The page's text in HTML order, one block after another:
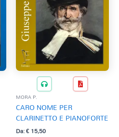
MORA P.
CARO NOME PER
CLARINETTO E PIANOFORTE
Da:€15,50